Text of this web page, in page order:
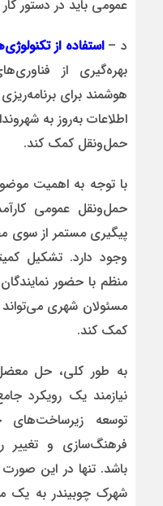
عمومی باید در دستور کار
د –استفاده از
بهره‌گیری از
هوشمند برای
اطلاعات به‌روز به
حمل‌ونقل کمک کند.
با توجه به اهمیت
حمل‌ونقل عمومی
پیگیری مستمر از سوی
وجود دارد. تشکیل
منظم با حضور
مسئولان شهری می‌تواند
کمک کند.
به طور کلی، حل
نیازمند یک رویکرد
توسعه
فرهنگ‌سازی و تغییر
باشد. تنها در این
شهرک چوبیندر به یک